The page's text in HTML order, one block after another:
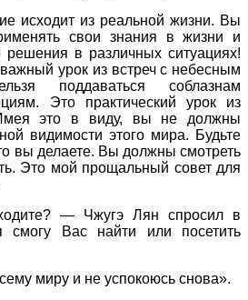
исходит из реальной жизни. Вы
свои знания в жизни и
решения в различных ситуациях!
урок из встреч с небесным
поддаваться соблазнам
Это практический урок из
это в виду, вы не должны
видимости этого мира. Будьте
вы делаете. Вы должны смотреть
Это мой прощальный совет для
— Чжугэ Лян спросил в
Вас найти или посетить
миру и не успокоюсь снова».